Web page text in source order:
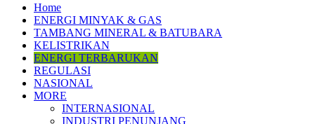
Home
ENERGI MINYAK & GAS
TAMBANG MINERAL & BATUBARA
KELISTRIKAN
ENERGI TERBARUKAN
REGULASI
NASIONAL
MORE
INTERNASIONAL
INDUSTRI PENUNJANG